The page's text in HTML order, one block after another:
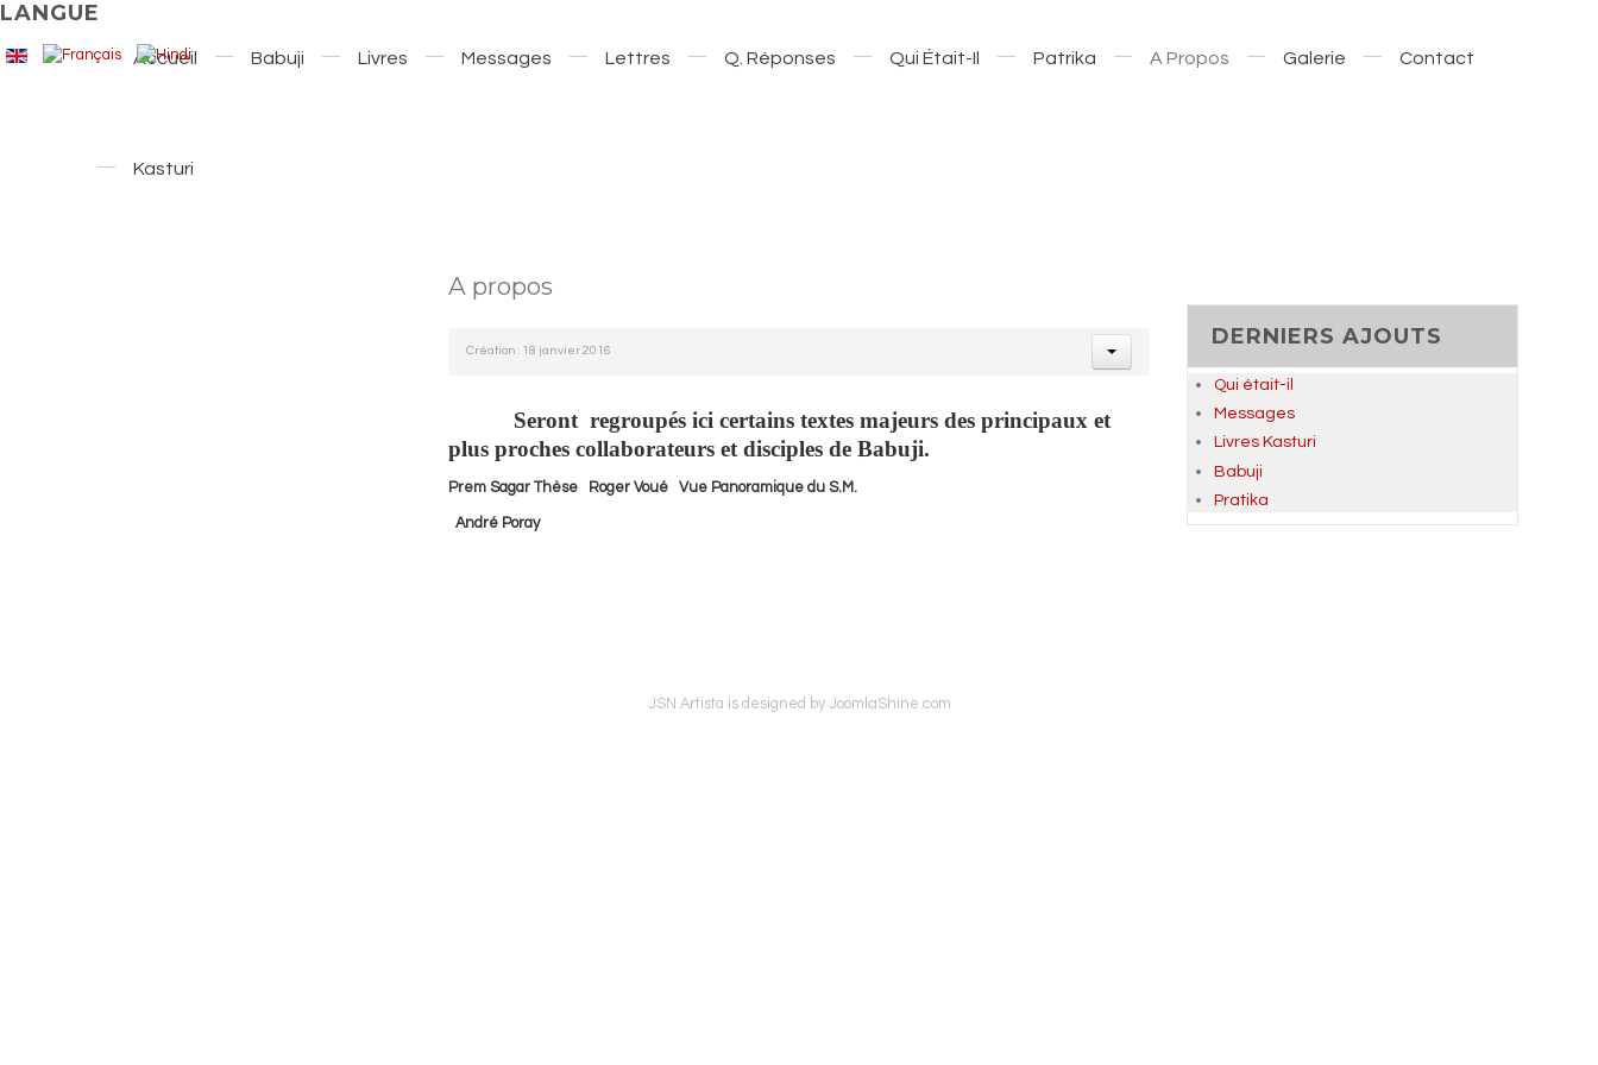
LANGUE
Accueil Babuji Livres Messages Lettres Q. Réponses Qui Était-Il Patrika A Propos Galerie Contact
Kasturi
A propos
Création : 18 janvier 2016
Seront regroupés ici certains textes majeurs des principaux et
plus proches collaborateurs et disciples de Babuji.
Prem Sagar Thèse Roger Voué Vue Panoramique du S.M.
André Poray
DERNIERS AJOUTS
Qui était-il
Messages
Livres Kasturi
Babuji
Pratika
JSN Artista is designed by JoomlaShine.com